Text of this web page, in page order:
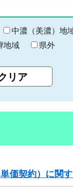
中濃（美濃）地
地域 県外
価契約）に関